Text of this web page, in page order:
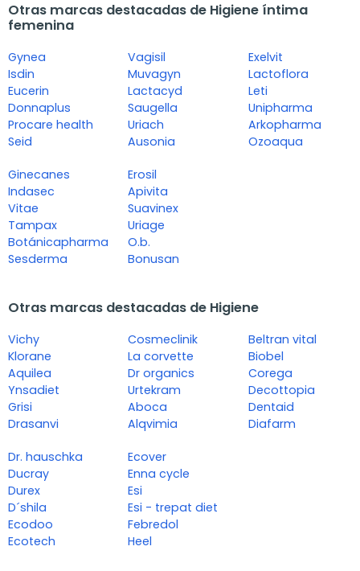
Otras marcas destacadas de Higiene íntima
femenina
Gynea
Isdin
Eucerin
Donnaplus
Procare health
Seid
Vagisil
Muvagyn
Lactacyd
Saugella
Uriach
Ausonia
Exelvit
Lactoflora
Leti
Unipharma
Arkopharma
Ozoaqua
Ginecanes
Indasec
Vitae
Tampax
Botánicapharma
Sesderma
Erosil
Apivita
Suavinex
Uriage
O.b.
Bonusan
Otras marcas destacadas de Higiene
Vichy
Klorane
Aquilea
Ynsadiet
Grisi
Drasanvi
Cosmeclinik
La corvette
Dr organics
Urtekram
Aboca
Alqvimia
Beltran vital
Biobel
Corega
Decottopia
Dentaid
Diafarm
Dr. hauschka
Ducray
Durex
D´shila
Ecodoo
Ecotech
Ecover
Enna cycle
Esi
Esi - trepat diet
Febredol
Heel